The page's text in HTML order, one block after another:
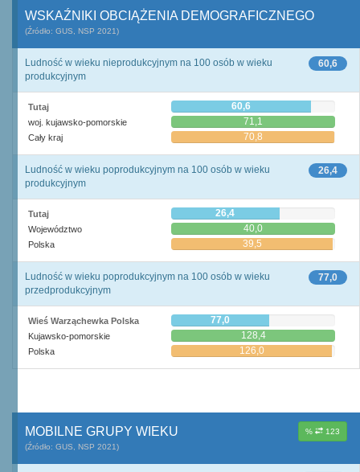
WSKAŹNIKI OBCIĄŻENIA DEMOGRAFICZNEGO
(Źródło: GUS, NSP 2021)
60,6
Ludność w wieku nieprodukcyjnym na 100 osób w wieku
produkcyjnym
Tutaj 60,6
woj. kujawsko-pomorskie 71,1
Cały kraj 70,8
26,4
Ludność w wieku poprodukcyjnym na 100 osób w wieku
produkcyjnym
Tutaj 26,4
Województwo 40,0
Polska 39,5
77,0
Ludność w wieku poprodukcyjnym na 100 osób w wieku
przedprodukcyjnym
Wieś Warząchewka Polska 77,0
Kujawsko-pomorskie 128,4
Polska 126,0
% 123
MOBILNE GRUPY WIEKU
(Źródło: GUS, NSP 2021)